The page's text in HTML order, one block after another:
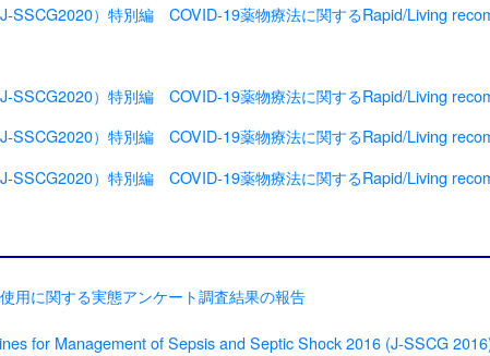
SSCG2020）特別編 COVID-19薬物療法に関するRapid/Living
SSCG2020）特別編 COVID-19薬物療法に関するRapid/Living
SSCG2020）特別編 COVID-19薬物療法に関するRapid/Living
SSCG2020）特別編 COVID-19薬物療法に関するRapid/Living
用に関する実態アンケート調査結果の報告
for Management of Sepsis and Septic Shock 2016 (J‐SSCG